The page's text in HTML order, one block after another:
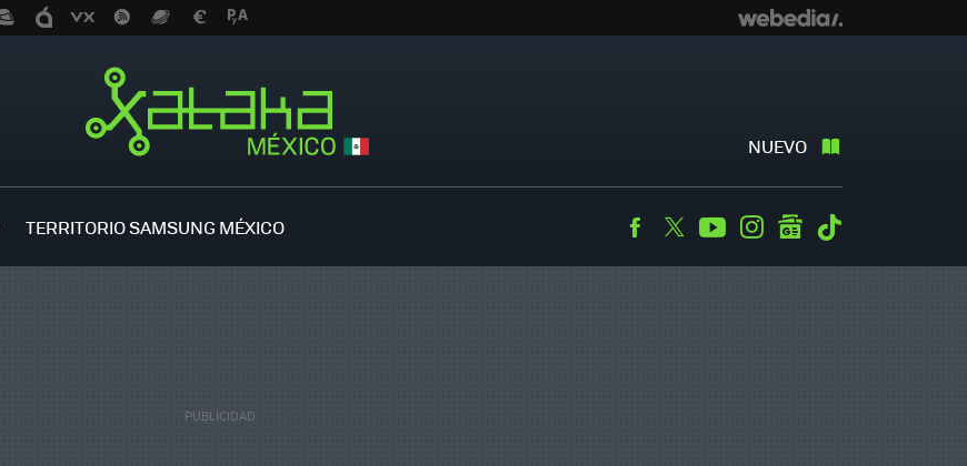
NUEVO
TERRITORIO SAMSUNG MÉXICO Facebook
TwitterYoutubeInstagramgooglenews